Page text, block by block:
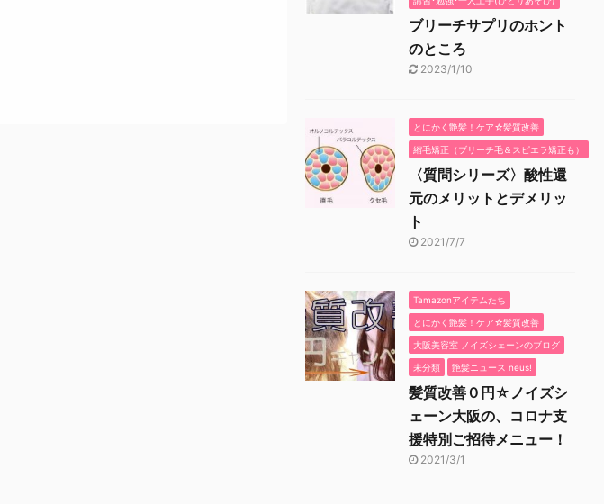
ブリーチサプリのホント
のところ
2023/1/10
とにかく艶髪！ケア☆髪質改善
縮毛矯正（ブリーチ毛＆スピエラ矯正も）
〈質問シリーズ〉酸性還
元のメリットとデメリッ
ト
2021/7/7
Tamazonアイテムたち
とにかく艶髪！ケア☆髪質改善
大阪美容室 ノイズシェーンのブログ
未分類 艶髪ニュース neus!
髪質改善０円☆ノイズシ
ェーン大阪の、コロナ支
援特別ご招待メニュー！
2021/3/1